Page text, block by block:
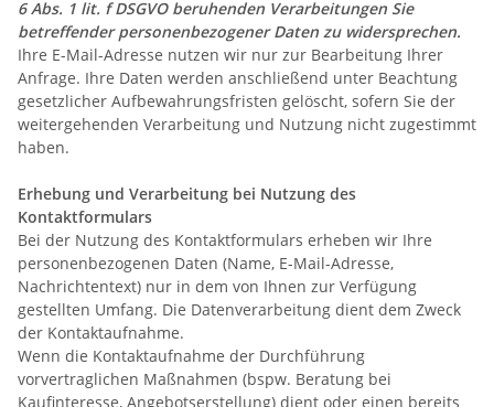
6 Abs. 1 lit. f DSGVO beruhenden Verarbeitungen Sie
betreffender personenbezogener Daten zu widersprechen.
Ihre E-Mail-Adresse nutzen wir nur zur Bearbeitung Ihrer
Anfrage. Ihre Daten werden anschließend unter Beachtung
gesetzlicher Aufbewahrungsfristen gelöscht, sofern Sie der
weitergehenden Verarbeitung und Nutzung nicht zugestimmt
haben.
Erhebung und Verarbeitung bei Nutzung des
Kontaktformulars
Bei der Nutzung des Kontaktformulars erheben wir Ihre
personenbezogenen Daten (Name, E-Mail-Adresse,
Nachrichtentext) nur in dem von Ihnen zur Verfügung
gestellten Umfang. Die Datenverarbeitung dient dem Zweck
der Kontaktaufnahme.
Wenn die Kontaktaufnahme der Durchführung
vorvertraglichen Maßnahmen (bspw. Beratung bei
Kaufinteresse, Angebotserstellung) dient oder einen bereits